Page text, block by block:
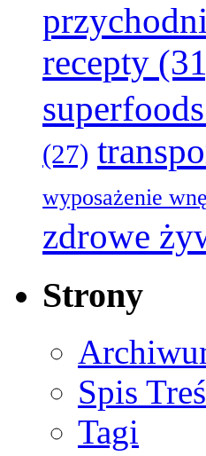
recepty
superfoods
(27)
wyposażenie
zdrowe
Strony
Spis
Tagi